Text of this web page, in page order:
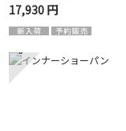
17,930 円
6